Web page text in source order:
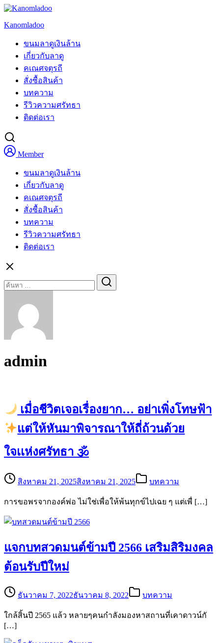
Skip
content
Kanomladoo
ขนมลาดูเงินล้าน
เกี่ยวกับลาดู
คเณศจตุรถี
สั่งซื้อสินค้า
บทความ
รีวิวความศรัทธา
ติดต่อเรา
Member
ขนมลาดูเงินล้าน
เกี่ยวกับลาดู
คเณศจตุรถี
สั่งซื้อสินค้า
บทความ
รีวิวความศรัทธา
ติดต่อเรา
for:
admin
เมื่อชีวิตเจอเรื่องยาก… อย่าเพิ่งโทษฟ้า
แต่ให้หันมาพิจารณาให้ถี่ถ้วนด้วย
ใจเเห่งศรัทธา 🕉
สิงหาคม 21, 2025สิงหาคม 21, 2025 บทความ
การขอพรจากองค์พ่อ ไม่ใช่เพื่อให้พ้นทุกข์ไปเฉย ๆ แต่เพื่ […]
แจกบทสวดมนต์ข้ามปี 2566 เสริมสิริมงคล
ต้อนรับปีใหม่
ธันวาคม 7, 2022ธันวาคม 8, 2022 บทความ
ใกล้สิ้นปี 2565 แล้ว หลายๆคนกำลังมองหาสถานที่เคาดาวน์กั
[…]